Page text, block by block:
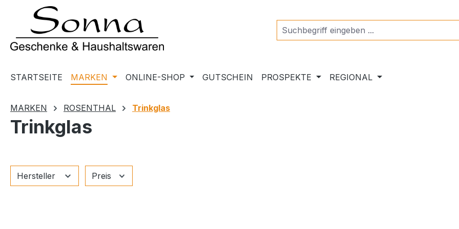
Hauptinhalt springen
Zur Suche springen
Zur Hauptnavigation springen
STARTSEITE MARKEN ONLINE-SHOP GUTSCHEIN PROSPEKTE REGIONAL
MARKEN ROSENTHAL Trinkglas
Trinkglas
Hersteller Preis